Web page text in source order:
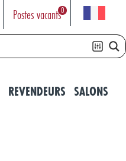
Postes vacants0
REVENDEURS SALONS